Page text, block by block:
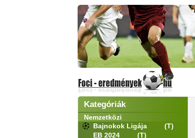
Kategóriák
Nemzetközi
Bajnokok Ligája
(T)
EB 2024
(T)